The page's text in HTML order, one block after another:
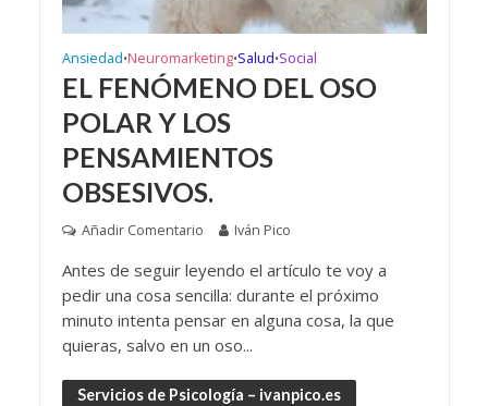
Ansiedad•Neuromarketing•Salud•Social
EL FENÓMENO DEL OSO
POLAR Y LOS
PENSAMIENTOS
OBSESIVOS.
Añadir Comentario Iván Pico
Antes de seguir leyendo el artículo te voy a
pedir una cosa sencilla: durante el próximo
minuto intenta pensar en alguna cosa, la que
quieras, salvo en un oso...
Servicios de Psicología – ivanpico.es